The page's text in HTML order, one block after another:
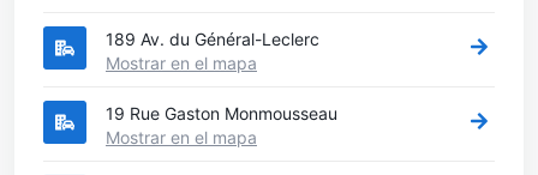
189 Av. du Général-Leclerc
Mostrar en el mapa
19 Rue Gaston Monmousseau
Mostrar en el mapa